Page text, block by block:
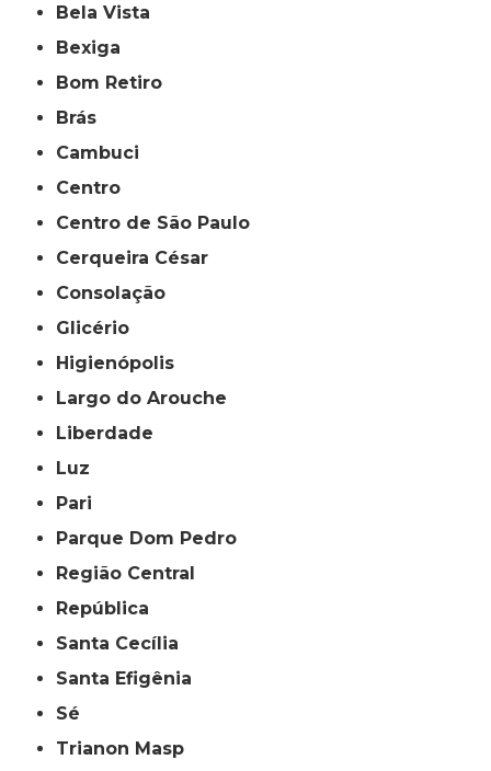
Bela Vista
Bexiga
Bom Retiro
Brás
Cambuci
Centro
Centro de São Paulo
Cerqueira César
Consolação
Glicério
Higienópolis
Largo do Arouche
Liberdade
Luz
Pari
Parque Dom Pedro
Região Central
República
Santa Cecília
Santa Efigênia
Sé
Trianon Masp